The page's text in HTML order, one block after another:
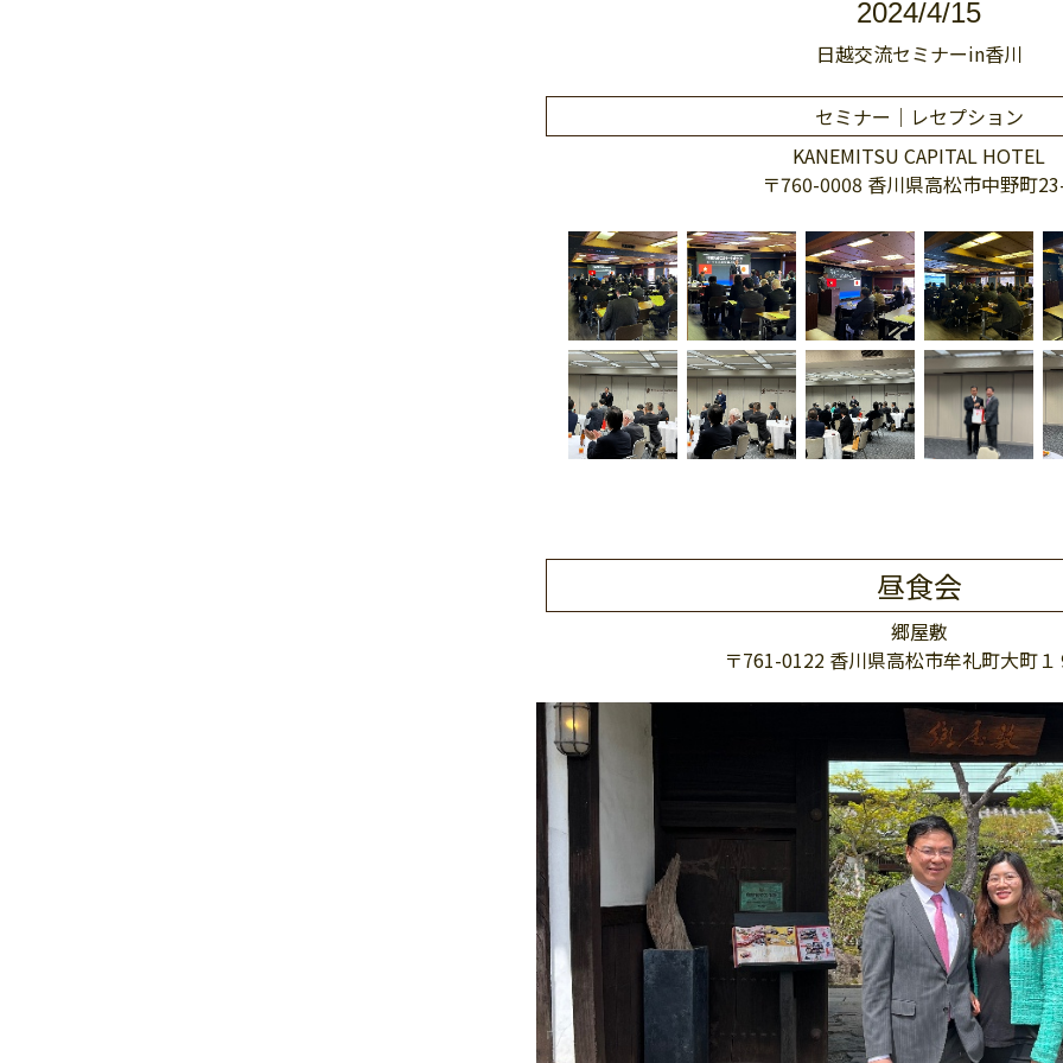
2024/4/15
日越交流セミナーin香川
セミナー｜レセプション
KANEMITSU CAPITAL HOTEL
〒760-0008 香川県高松市中野町
昼食会
郷屋敷
〒761-0122 香川県高松市牟礼町大町